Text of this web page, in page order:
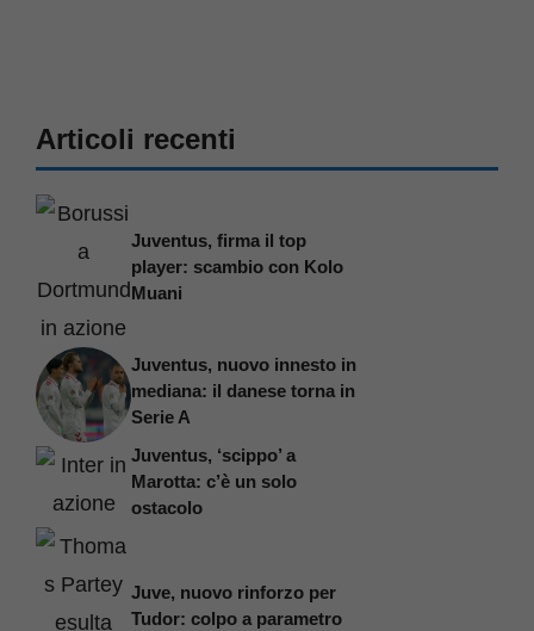
Articoli recenti
Juventus, firma il top
player: scambio con Kolo
Muani
Juventus, nuovo innesto in
mediana: il danese torna in
Serie A
Juventus, ‘scippo’ a
Marotta: c’è un solo
ostacolo
Juve, nuovo rinforzo per
Tudor: colpo a parametro